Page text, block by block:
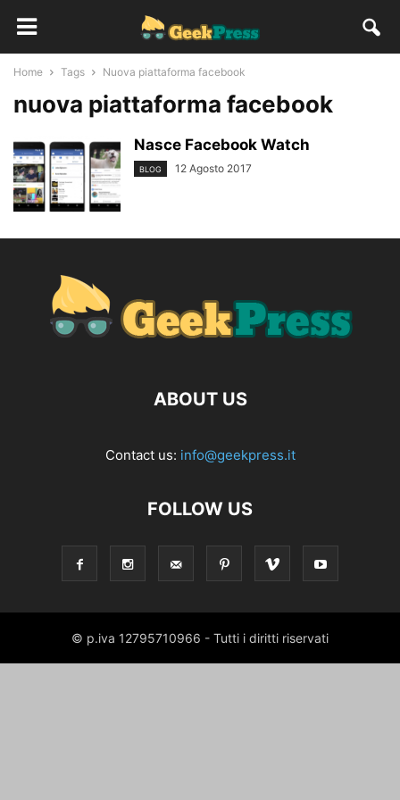
Home Tags Nuova piattaforma facebook
nuova piattaforma facebook
Nasce Facebook Watch
BLOG 12 Agosto 2017
ABOUT US
Contact us: info@geekpress.it
FOLLOW US
© p.iva 12795710966 - Tutti i diritti riservati